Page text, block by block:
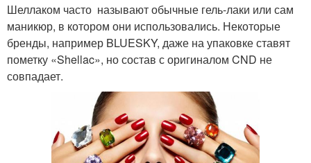
Шеллаком часто называют обычные гель-лаки или сам
маникюр, в котором они использовались. Некоторые
бренды, например BLUESKY, даже на упаковке ставят
пометку «Shellac», но состав с оригиналом CND не
совпадает.